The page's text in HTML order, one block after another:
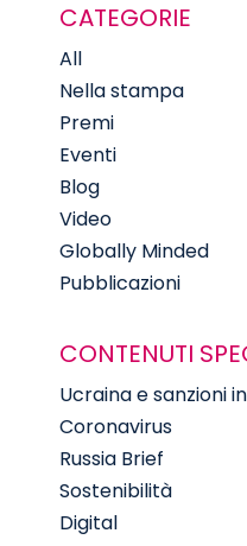
CATEGORIE
All
Nella stampa
Premi
Eventi
Blog
Video
Globally Minded
Pubblicazioni
CONTENUTI
Ucraina e sanzioni
Coronavirus
Russia Brief
Sostenibilità
Digital